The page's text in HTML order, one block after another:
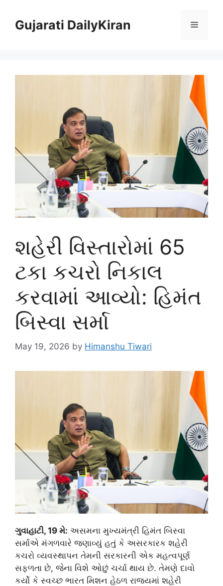
contentGujarati DailyKiran Menu
શહેરી વિસ્તારોમાં 65
ટકા કચરો નિકાલ
કરવામાં આવ્યો: હિમંત
બિસ્વા સર્મા
May 19, 2026 by Himanshu Tiwari
ગુવાહાટી, 19 મે: અસમના મુખ્યમંત્રી હિમંત બિસ્વા
સર્માએ મંગળવારે જણાવ્યું હતું કે અસરકારક શહેરી
કચરો વ્યવસ્થાપન તેમની સરકારની એક મહત્વપૂર્ણ
સફળતા છે, જેના વિશે ઓછું ચર્ચા થાય છે. તેમણે દાવો
કર્યો કે સ્વચ્છ ભારત મિશન હેઠળ રાજ્યમાં શહેરી